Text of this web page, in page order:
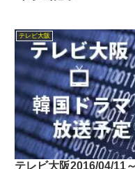
テレビ大阪
テレビ大阪2016/04/11～